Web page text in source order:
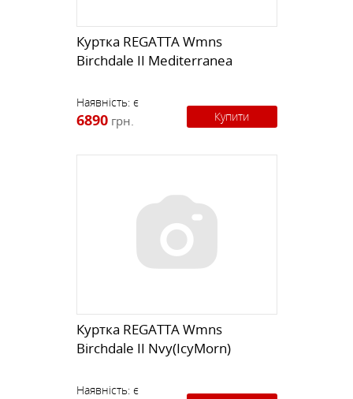
Куртка REGATTA Wmns
Birchdale II Mediterranea
Наявність: є
6890 грн. Купити
Куртка REGATTA Wmns
Birchdale II Nvy(IcyMorn)
Наявність: є